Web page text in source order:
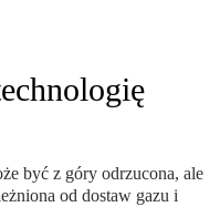
być z góry odrzucona, ale
od dostaw gazu i